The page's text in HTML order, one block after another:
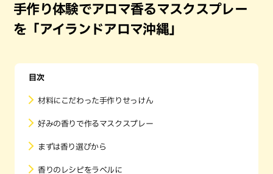
手作り体験でアロマ香るマスクスプレー
を「アイランドアロマ沖縄」
目次
材料にこだわった手作りせっけん
好みの香りで作るマスクスプレー
まずは香り選びから
香りのレシピをラベルに